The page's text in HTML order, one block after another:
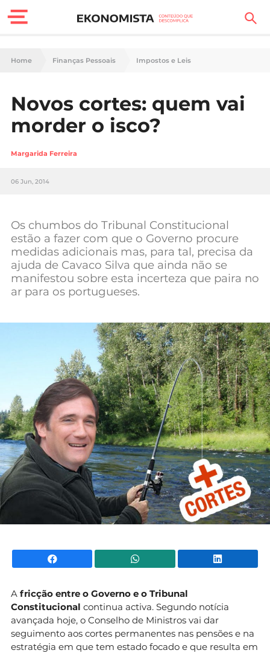
Finanças Pessoais
Carreira
Tecnologia
Negócios
Mundial 2026
Home Finanças Pessoais Impostos e Leis
Novos cortes: quem vai
morder o isco?
Margarida Ferreira
06 Jun, 2014
Os chumbos do Tribunal Constitucional
estão a fazer com que o Governo procure
medidas adicionais mas, para tal, precisa da
ajuda de Cavaco Silva que ainda não se
manifestou sobre esta incerteza que paira no
ar para os portugueses.
Facebook WhatsApp
A fricção entre o Governo e o Tribunal
Constitucional continua activa. Segundo notícia
avançada hoje, o Conselho de Ministros vai dar
seguimento aos cortes permanentes nas pensões e na
estratégia em que tem estado focado e que resulta em